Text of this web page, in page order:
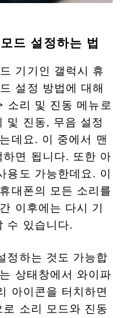
드 설정하는 법
기기인 갤럭시 휴
설정 방법에 대해
소리 및 진동 메뉴로
및 진동, 무음 설정
데요. 이 중에서 맨
면 됩니다. 또한 아
용도 가능한데요. 이
대폰의 모든 소리를
이후에는 다시 기
수 있습니다.
정하는 것도 가능합
상태창에서 와이파
아이콘을 터치하면
소리 모드와 진동